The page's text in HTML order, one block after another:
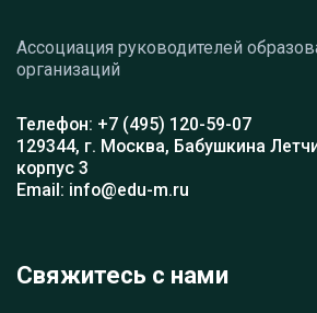
Ассоциация руководителей
организаций
Телефон: +7 (495) 120-59-07
129344, г. Москва, Бабушкина
корпус 3
Email: info@edu-m.ru
Свяжитесь с нами